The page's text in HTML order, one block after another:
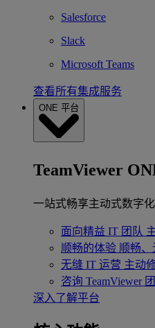
Salesforce
Slack
Microsoft Teams
查看所有集成服务
ONE 平台
TeamViewer
一站式畅享主动式数字
面向精益 IT 团队
顺畅的体验 顺畅
无缝 IT 运营 主动
咨询 TeamViewer
深入了解平台